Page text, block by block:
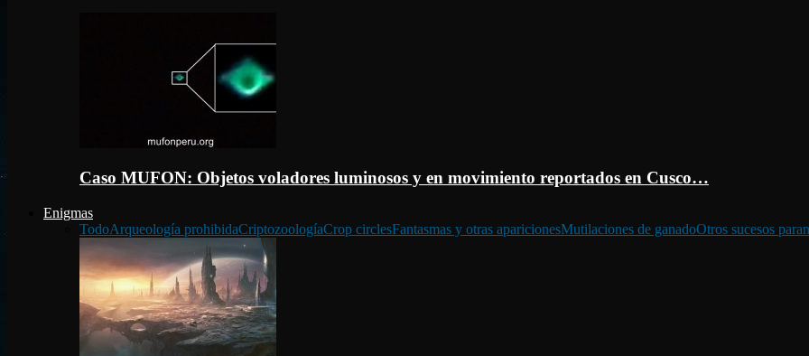
Caso MUFON: Objetos voladores luminosos y en movimiento reportados en Cusco…
Enigmas
TodoArqueología prohibidaCriptozoologíaCrop circlesFantasmas y otras aparicionesMutilaciones de ganadoOtros sucesos